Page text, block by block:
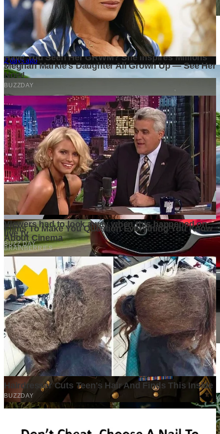
Beliebte Blumenstrauß-Stile für jeden besonderen Anlass und
wie Sie die richtigen Blumen auf Bali auswählen
2 days ago
Mazda CX-30: Tren Compact SUV di Kalangan Masyarakat
Perkotaan
3 days ago